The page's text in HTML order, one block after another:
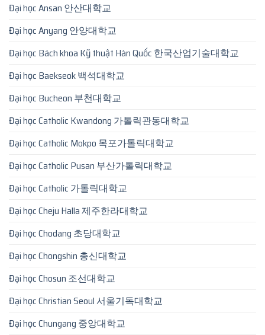
Đại học Ansan 안산대학교
Đại học Anyang 안양대학교
Đại học Bách khoa Kỹ thuật Hàn Quốc 한국산업기술대학교
Đại học Baekseok 백석대학교
Đại học Bucheon 부천대학교
Đại học Catholic Kwandong 가톨릭관동대학교
Đại học Catholic Mokpo 목포가톨릭대학교
Đại học Catholic Pusan 부산가톨릭대학교
Đại học Catholic 가톨릭대학교
Đại học Cheju Halla 제주한라대학교
Đại học Chodang 초당대학교
Đại học Chongshin 총신대학교
Đại học Chosun 조선대학교
Đại học Christian Seoul 서울기독대학교
Đại học Chungang 중앙대학교